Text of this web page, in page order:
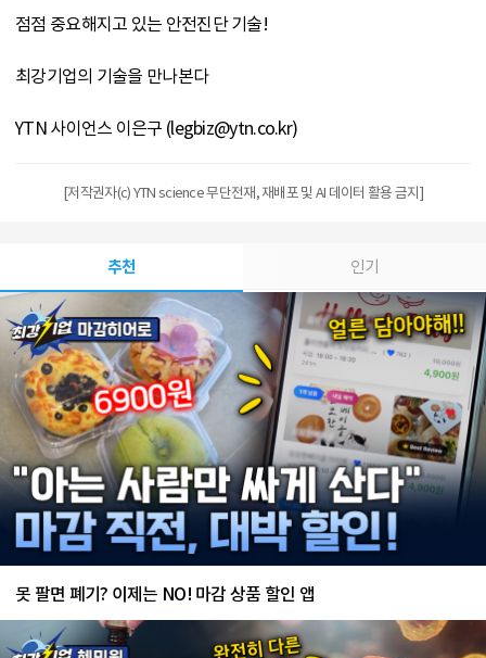
점점 중요해지고 있는 안전진단 기술!
최강기업의 기술을 만나본다
YTN 사이언스 이은구 (legbiz@ytn.co.kr)
[저작권자(c) YTN science 무단전재, 재배포 및 AI 데이터 활용 금지]
추천 인기
못 팔면 폐기? 이제는 NO! 마감 상품 할인 앱